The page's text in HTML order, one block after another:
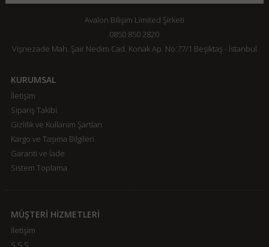
Avalon Bilişim Limited Şirketi
0850 850 2820
Vişnezade Mah. Şair Nedim Cad. Konak Ap. No:77/1 Beşiktaş - İstanbul
KURUMSAL
İletişim
Sipariş Takibi
Gizlilik ve Kullanım Şartları
Kargo ve Taşıma Bilgileri
Garanti ve İade
Sistem Toplama
MÜŞTERİ HİZMETLERİ
İletişim
S.S.S.